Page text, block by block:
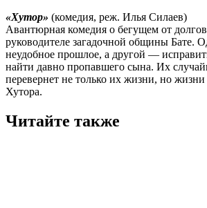
«Хутор» (комедия, реж. Илья Силаев)
Авантюрная комедия о бегущем от
руководителе загадочной общины Бате.
неудобное прошлое, а другой —
найти давно пропавшего сына. Их
перевернет не только их жизни, но жизни
Хутора.
Читайте также